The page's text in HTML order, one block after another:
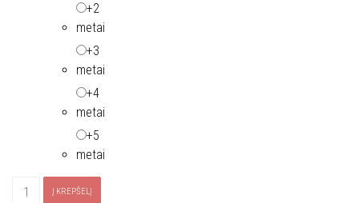
+2
metai
+3
metai
+4
metai
+5
metai
produktoĮ KREPŠELĮ